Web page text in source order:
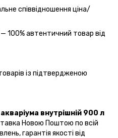
співвідношення ціна/
— 100% автентичний товар від
із підтвердженою
внутрішній 900 л
Новою Поштою по всій
гарантія якості від